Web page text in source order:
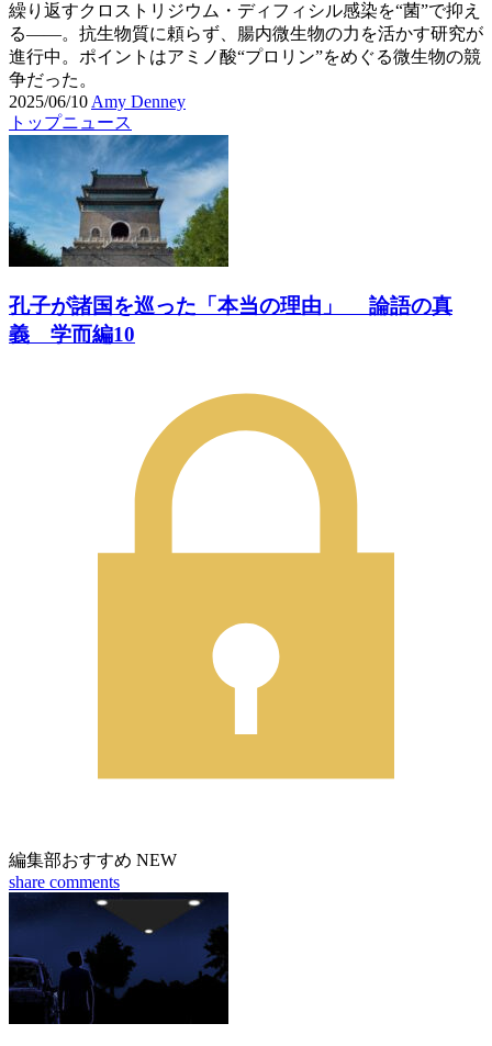
繰り返すクロストリジウム・ディフィシル感染を“菌”で抑え
る――。抗生物質に頼らず、腸内微生物の力を活かす研究が
進行中。ポイントはアミノ酸“プロリン”をめぐる微生物の競
争だった。
2025/06/10 Amy Denney
トップニュース
孔子が諸国を巡った「本当の理由」 論語の真
義 学而編10
編集部おすすめ NEW
share comments